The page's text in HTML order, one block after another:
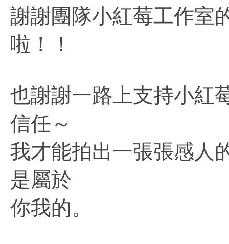
謝謝團隊小紅莓工作室
啦！！
也謝謝一路上支持小紅
信任～
我才能拍出一張張感人
是屬於
你我的。